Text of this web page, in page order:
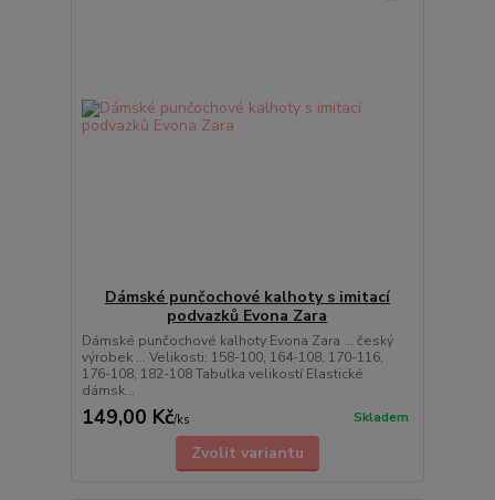
Dámské punčochové kalhoty s imitací
podvazků Evona Zara
Dámské punčochové kalhoty Evona Zara ... český
výrobek ... Velikosti: 158-100, 164-108, 170-116,
176-108, 182-108 Tabulka velikostí Elastické
dámsk...
149,00 Kč/ks Skladem
Zvolit variantu